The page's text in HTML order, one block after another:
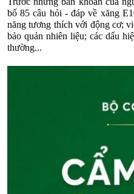
bố 85 câu hỏi - đáp về xăng
năng tương thích với động cơ;
bảo quản nhiên liệu; các dấu
thường...